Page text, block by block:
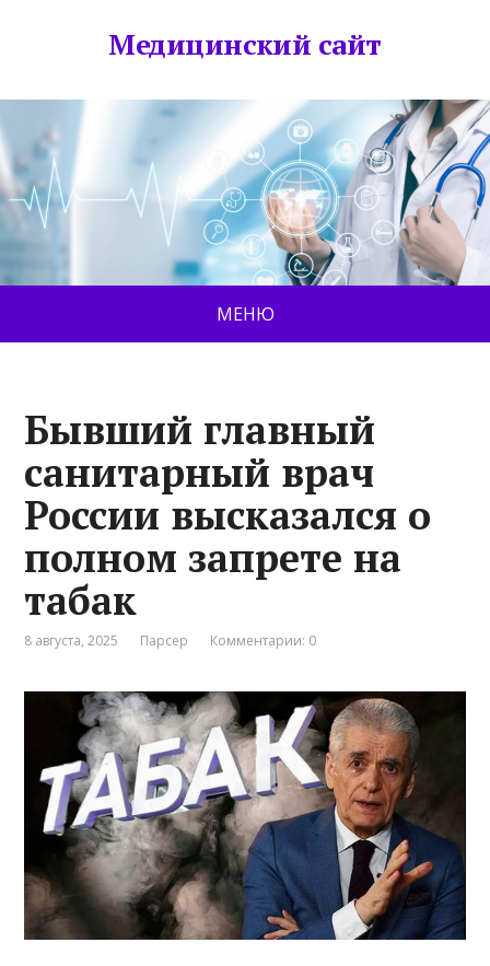
Медицинский сайт
МЕНЮ
Бывший главный
санитарный врач
России высказался о
полном запрете на
табак
8 августа, 2025 Парсер Комментарии: 0